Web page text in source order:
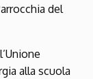
del
alla scuola